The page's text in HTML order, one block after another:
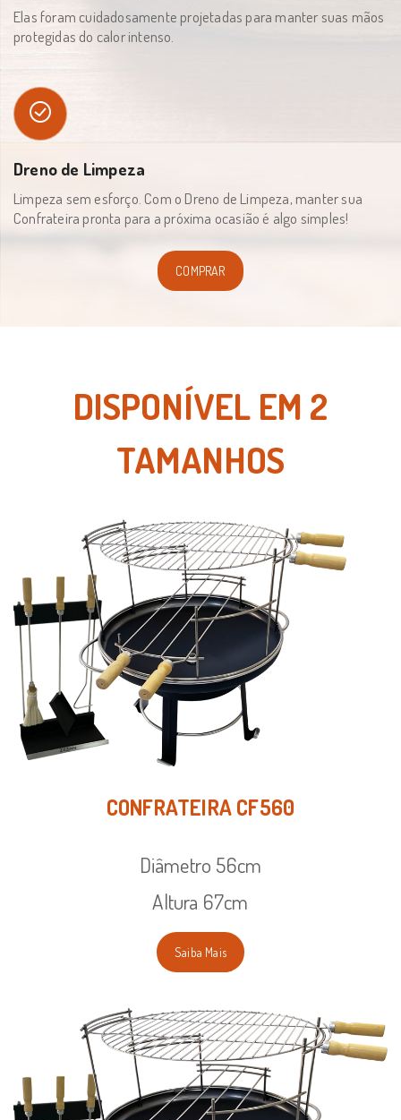
Elas foram cuidadosamente projetadas para manter suas mãos
protegidas do calor intenso.
Dreno de Limpeza
Limpeza sem esforço. Com o Dreno de Limpeza, manter sua
Confrateira pronta para a próxima ocasião é algo simples!
COMPRAR
DISPONÍVEL EM 2
TAMANHOS
CONFRATEIRA CF560
Diâmetro 56cm
Altura 67cm
Saiba Mais